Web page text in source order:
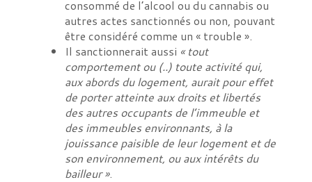
consommé de l’alcool ou du cannabis ou
autres actes sanctionnés ou non, pouvant
être considéré comme un « trouble ».
Il sanctionnerait aussi « tout
comportement ou (..) toute activité qui,
aux abords du logement, aurait pour effet
de porter atteinte aux droits et libertés
des autres occupants de l’immeuble et
des immeubles environnants, à la
jouissance paisible de leur logement et de
son environnement, ou aux intérêts du
bailleur ».